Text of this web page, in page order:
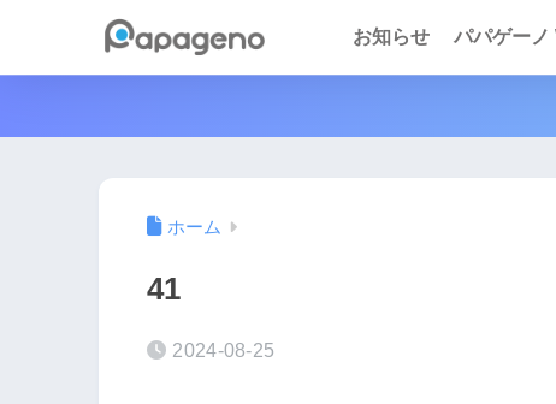
お知らせ パパゲー
ホーム
41
2024-08-25